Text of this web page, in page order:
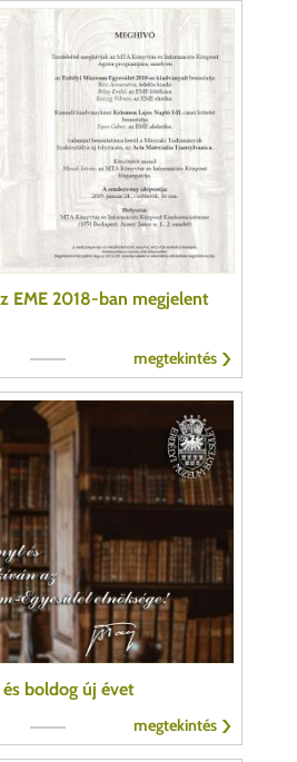
EME 2018-ban megjelent
megtekintés
boldog új évet
megtekintés